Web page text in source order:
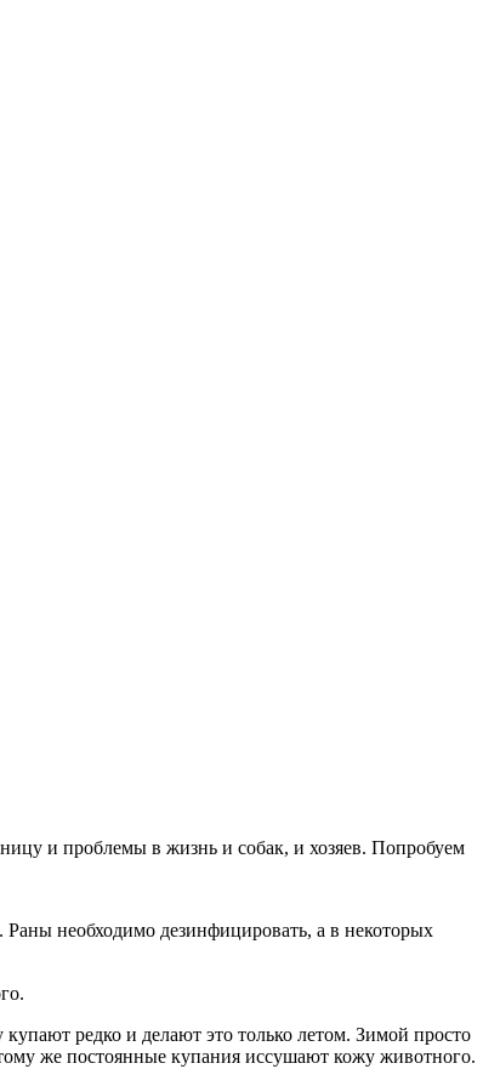
и проблемы в жизнь и собак, и хозяев. Попробуем
необходимо дезинфицировать, а в некоторых
редко и делают это только летом. Зимой просто
же постоянные купания иссушают кожу животного.